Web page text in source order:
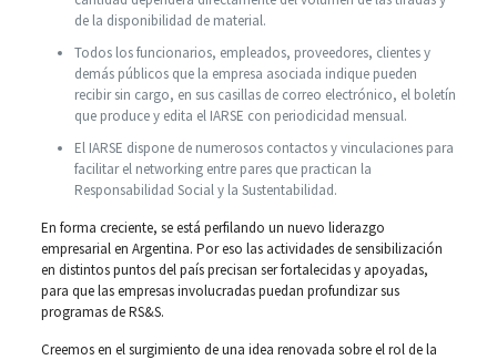
de la disponibilidad de material.
Todos los funcionarios, empleados, proveedores, clientes y
demás públicos que la empresa asociada indique pueden
recibir sin cargo, en sus casillas de correo electrónico, el boletín
que produce y edita el IARSE con periodicidad mensual.
El IARSE dispone de numerosos contactos y vinculaciones para
facilitar el networking entre pares que practican la
Responsabilidad Social y la Sustentabilidad.
En forma creciente, se está perfilando un nuevo liderazgo
empresarial en Argentina. Por eso las actividades de sensibilización
en distintos puntos del país precisan ser fortalecidas y apoyadas,
para que las empresas involucradas puedan profundizar sus
programas de RS&S.
Creemos en el surgimiento de una idea renovada sobre el rol de la